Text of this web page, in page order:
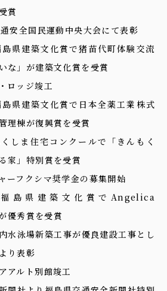
賞
安全国民運動中央大会にて表彰
県建築文化賞で猪苗代町体験交流
な」が建築文化賞を受賞
ロッジ竣工
県建築文化賞で日本全薬工業株式
理棟が復興賞を受賞
しま住宅コンクールで「きんもく
家」特別賞を受賞
ーフクシマ奨学金の募集開始
島県建築文化賞でAngelica
優秀賞を受賞
水泳場新築工事が優良建設工事とし
り表彰
アルト別館竣工